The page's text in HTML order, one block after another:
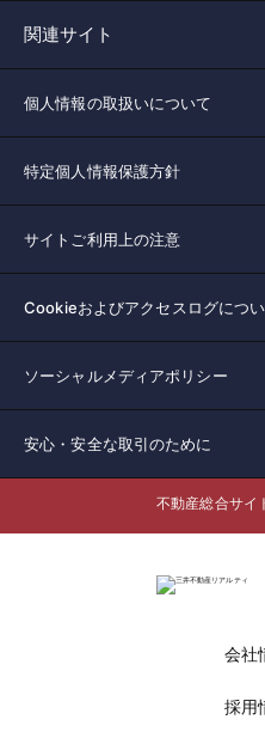
関連サイト
個人情報の取扱いについて
特定個人情報保護方針
サイトご利用上の注意
Cookieおよびアクセスログにつ
ソーシャルメディアポリシー
安心・安全な取引のために
不動産総合サイ
会社
採用